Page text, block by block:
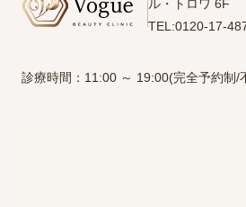
ル・トロワ 6F
TEL:0120-17-
診療時間：11:00 ～ 19:00(完全予約制/